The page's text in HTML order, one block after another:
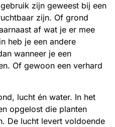
zijn geweest bij een
zijn. Of grond
af wat je er mee
heb je een andere
wanneer je een
Of gewoon een verhard
lucht én water. In het
opgelost die planten
De lucht levert voldoende